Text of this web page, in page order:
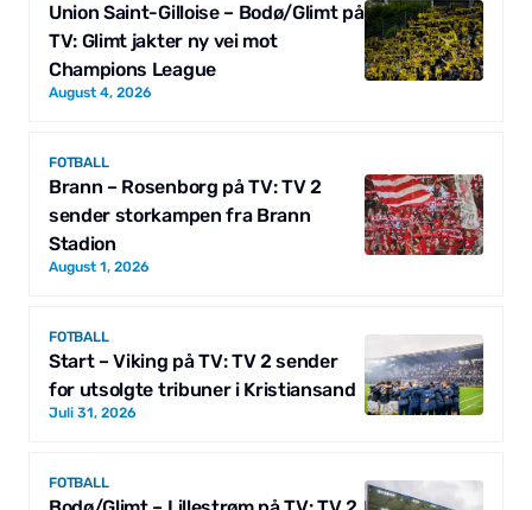
Union Saint-Gilloise – Bodø/Glimt på
TV: Glimt jakter ny vei mot
Champions League
August 4, 2026
FOTBALL
Brann – Rosenborg på TV: TV 2
sender storkampen fra Brann
Stadion
August 1, 2026
FOTBALL
Start – Viking på TV: TV 2 sender
for utsolgte tribuner i Kristiansand
Juli 31, 2026
FOTBALL